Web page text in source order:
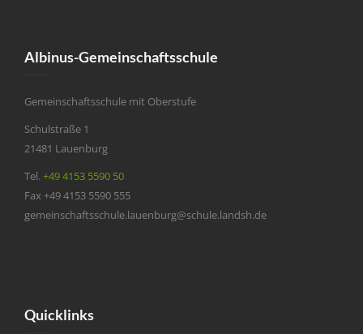
Albinus-Gemeinschaftsschule
Gemeinschaftsschule mit Oberstufe
Schulstraße 1
21481 Lauenburg
Tel.+49 4153 5590 50
Fax +49 4153 5590 555
gemeinschaftsschule.lauenburg@schule.landsh.de
Quicklinks